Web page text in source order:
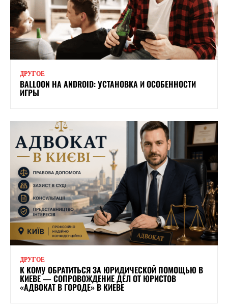
ДРУГОЕ
BALLOON НА ANDROID: УСТАНОВКА И ОСОБЕННОСТИ
ИГРЫ
ДРУГОЕ
К КОМУ ОБРАТИТЬСЯ ЗА ЮРИДИЧЕСКОЙ ПОМОЩЬЮ В
КИЕВЕ — СОПРОВОЖДЕНИЕ ДЕЛ ОТ ЮРИСТОВ
«АДВОКАТ В ГОРОДЕ» В КИЕВЕ